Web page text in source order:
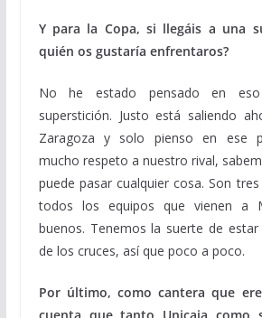
Y para la Copa, si llegáis a una
quién os gustaría enfrentaros?
No he estado pensado en
superstición. Justo está saliendo
Zaragoza y solo pienso en ese
mucho respeto a nuestro rival,
puede pasar cualquier cosa. Son
todos los equipos que vienen a
buenos. Tenemos la suerte de
de los cruces, así que poco a poco.
Por último, como cantera que
cuenta que tanto Unicaja como